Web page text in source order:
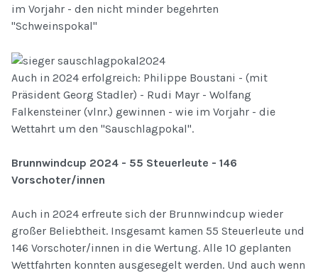
im Vorjahr - den nicht minder begehrten
"Schweinspokal"
Auch in 2024 erfolgreich: Philippe Boustani - (mit
Präsident Georg Stadler) - Rudi Mayr - Wolfang
Falkensteiner (vlnr.) gewinnen - wie im Vorjahr - die
Wettahrt um den "Sauschlagpokal".
Brunnwindcup 2024 - 55 Steuerleute - 146
Vorschoter/innen
Auch in 2024 erfreute sich der Brunnwindcup wieder
großer Beliebtheit. Insgesamt kamen 55 Steuerleute und
146 Vorschoter/innen in die Wertung. Alle 10 geplanten
Wettfahrten konnten ausgesegelt werden. Und auch wenn